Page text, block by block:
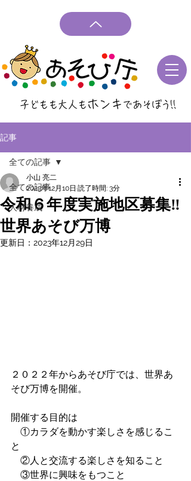
子どもも大人もホンキ であそぼう !!
記事
全ての記事
人材養成
全ての記事
令和６年度実施地区募集‼
世界あそび万博
小山 亮二
2023年12月10日 読了時間: 3分
更新日： 2023年12月29日
２０２２年からあそび庁では、世界あ
そび万博を開催。
開催する目的は
①カラダを動かす楽しさを感じるこ
と
②人と交流する楽しさを知ること
③世界に興味をもつこと